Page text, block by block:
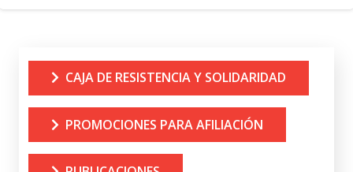
CAJA DE RESISTENCIA Y SOLIDARIDAD
PROMOCIONES PARA AFILIACIÓN